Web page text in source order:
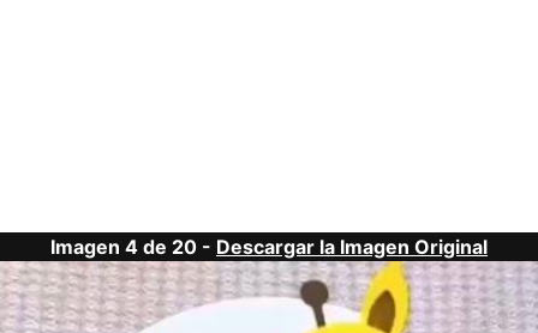
Imagen 4 de 20 - Descargar la Imagen Original